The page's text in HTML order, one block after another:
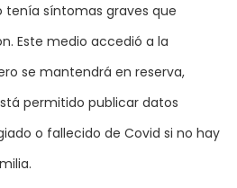
tenía síntomas graves que
Este medio accedió a la
se mantendrá en reserva,
permitido publicar datos
o fallecido de Covid si no hay